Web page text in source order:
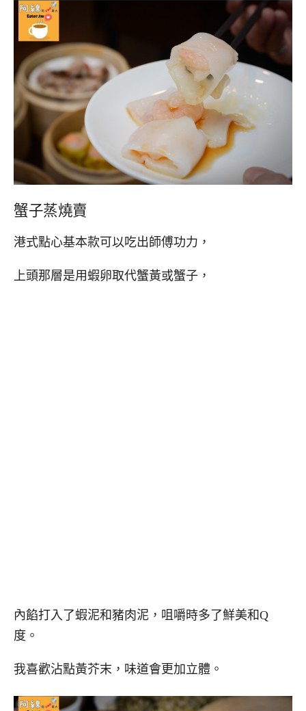
蟹子蒸燒賣
港式點心基本款可以吃出師傅功力，
上頭那層是用蝦卵取代蟹黃或蟹子，
內餡打入了蝦泥和豬肉泥，咀嚼時多了鮮美和Q
度。
我喜歡沾點黃芥末，味道會更加立體。